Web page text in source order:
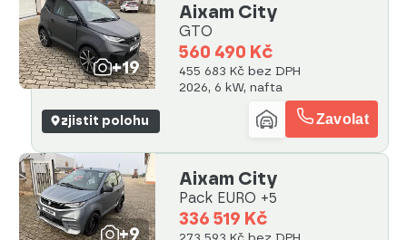
+19
Aixam City
GTO
560 490 Kč
455 683 Kč bez DPH
2026, 6 kW, nafta
zjistit polohu Zavolat
+9
Aixam City
Pack EURO +5
336 519 Kč